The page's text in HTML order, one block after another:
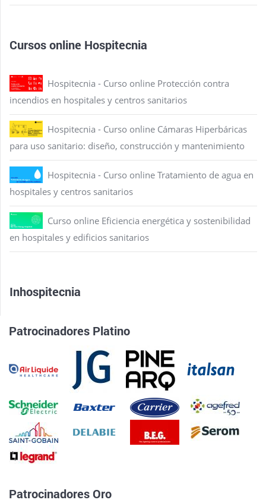
Cursos online Hospitecnia
Hospitecnia - Curso online Protección contra
incendios en hospitales y centros sanitarios
Hospitecnia - Curso online Cámaras Hiperbáricas
para uso sanitario: diseño, construcción y mantenimiento
Hospitecnia - Curso online Tratamiento de agua en
hospitales y centros sanitarios
Curso online Eficiencia energética y sostenibilidad
en hospitales y edificios sanitarios
Inhospitecnia
Patrocinadores Platino
Patrocinadores Oro